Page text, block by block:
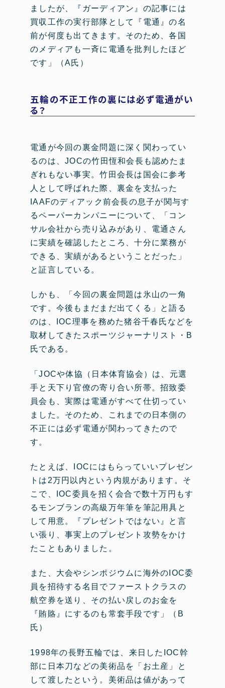
ましたが、『ガーディアン』の記事には
買収工作の実行部隊として『電通』の名
前が何度も出てきます。そのため、各国
のメディアも一斉に電通を批判したほど
です」（A氏）
五輪の不正工作の裏には必ず電通がい
る？
電通が今回の裏金問題に深く関わってい
るのは、JOCの竹田恆和会長も認めたま
ぎれもない事実。竹田会長は国会に参考
人として呼ばれた際、裏金を支払った
IAAFのディアック前会長の息子が関与す
るペーパーカンパニーについて、「コン
サル会社から売り込みがあり、電通さん
に実績を確認したところ、十分に業務が
できる、実績があるということだった」
と証言している。
しかも、「今回の裏金問題は氷山の一角
です。今後もまだまだ出てくる」と語る
のは、IOC理事を務めた猪谷千春氏などを
取材してきたスポーツジャーナリスト・B
氏である。
「JOCや体協（日本体育協会）は、元選
手と天下り官僚の寄り合い所帯。招致委
員会も、実際は電通がすべて仕切ってい
ました。そのため、これまでの日本側の
不正には必ず電通が関わってきたので
す。
たとえば、IOCにはもらっていいプレゼン
トは2万円以内という内規があります。そ
こで、IOC委員を招く会合で数十万円もす
るモンブランの高級万年筆を筆記用具と
して用意。『プレゼントではない』と言
い張り、事実上のプレゼント攻勢をかけ
たこともありました。
また、大会やシンポジウムに海外のIOC委
員を招待する名目でファーストクラスの
航空券を送り、その払い戻しのお金を
『賄賂』にするのも常套手段です」（B
氏）
1998年の長野五輪では、来日したIOC幹
部に日本刀などの美術品を「お土産」と
して渡したという。美術品は値があって